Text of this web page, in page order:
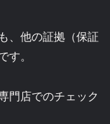
、他の証拠（保証
。
門店でのチェック